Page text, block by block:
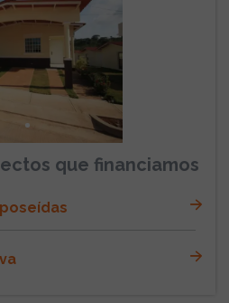
que financiamos